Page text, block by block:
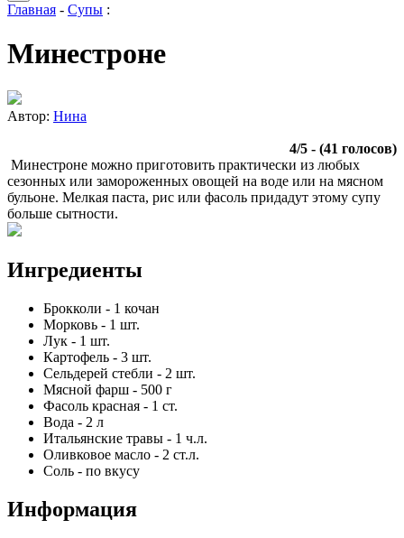
Главная - Супы :
Минестроне
Автор: Нина
4/5 - (41 голосов)
Минестроне можно приготовить практически из любых
сезонных или замороженных овощей на воде или на мясном
бульоне. Мелкая паста, рис или фасоль придадут этому супу
больше сытности.
Ингредиенты
Брокколи - 1 кочан
Морковь - 1 шт.
Лук - 1 шт.
Картофель - 3 шт.
Сельдерей стебли - 2 шт.
Мясной фарш - 500 г
Фасоль красная - 1 ст.
Вода - 2 л
Итальянские травы - 1 ч.л.
Оливковое масло - 2 ст.л.
Соль - по вкусу
Информация